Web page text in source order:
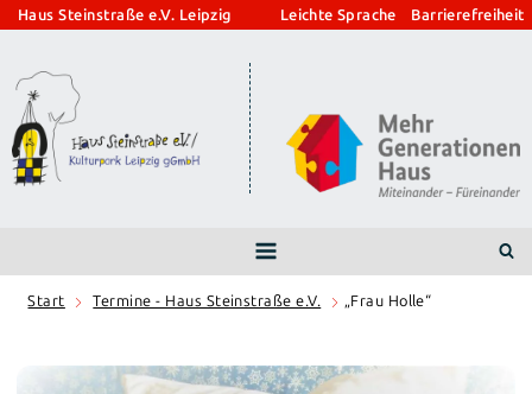
Zum
springen
Haus Steinstraße e.V. Leipzig Leichte Sprache Barrierefreiheit
Start Termine - Haus Steinstraße e.V. „Frau Holle“